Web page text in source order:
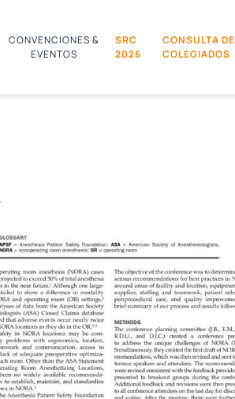
CONVENCIONES &
EVENTOS
SRC
2026
CONSULTA DE
COLEGIADOS